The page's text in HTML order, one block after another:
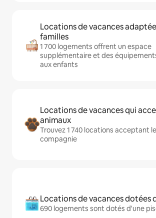
Locations de vacances
familles
1 700 logements offrent un espace
supplémentaire et des
aux enfants
Locations de vacances qui
animaux
Trouvez 1 740 locations acceptant
compagnie
Locations de vacances dotées
690 logements sont dotés d'une